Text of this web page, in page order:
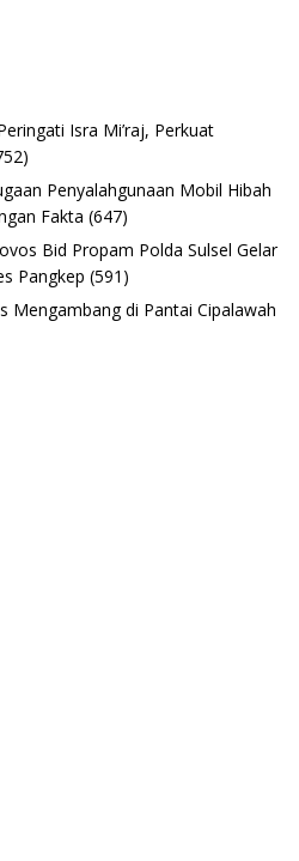
Isra Mi’raj, Perkuat
Penyalahgunaan Mobil Hibah
Fakta (647)
Bid Propam Polda Sulsel Gelar
Pangkep (591)
Mengambang di Pantai Cipalawah